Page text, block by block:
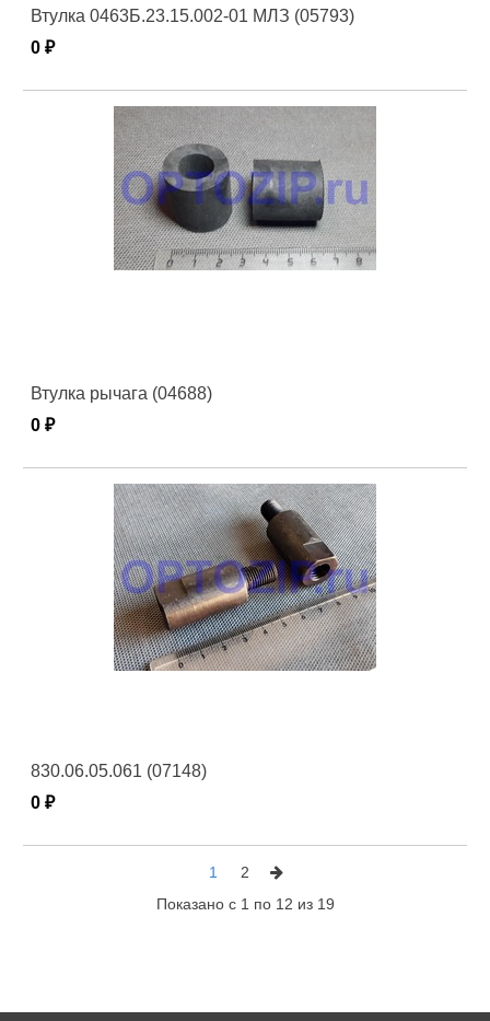
Втулка 0463Б.23.15.002-01 МЛЗ (05793)
0 ₽
Втулка рычага (04688)
0 ₽
830.06.05.061 (07148)
0 ₽
1
2
Показано с 1 по 12 из 19